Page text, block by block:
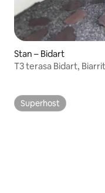
Stan – Bidart
T3 terasa Bidart,
Superhost
Superhost